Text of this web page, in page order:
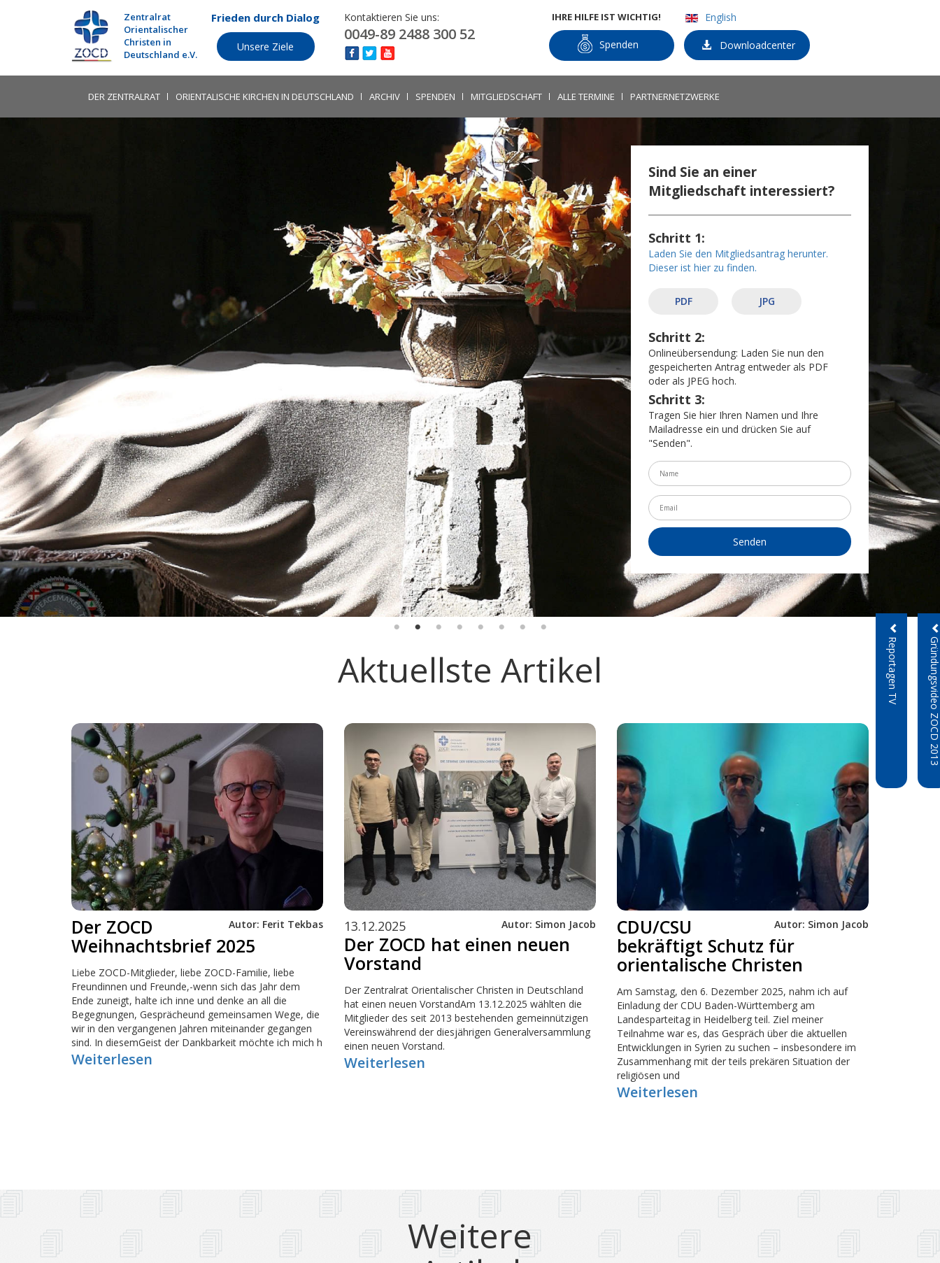
Zentralrat
Orientalischer
Christen in
Deutschland e.V.
Frieden durch Dialog
Unsere Ziele
Kontaktieren Sie uns:
0049-89 2488 300 52
IHRE HILFE IST WICHTIG!
Spenden
English
Downloadcenter
DER ZENTRALRAT ORIENTALISCHE KIRCHEN IN DEUTSCHLAND ARCHIV SPENDEN MITGLIEDSCHAFT ALLE TERMINE PARTNERNETZWERKE
Sind Sie an einer
Mitgliedschaft interessiert?
Schritt 1:
Laden Sie den Mitgliedsantrag herunter.
Dieser ist hier zu finden.
PDF JPG
Schritt 2:
Onlineübersendung: Laden Sie nun den
gespeicherten Antrag entweder als PDF
oder als JPEG hoch.
Schritt 3:
Tragen Sie hier Ihren Namen und Ihre
Mailadresse ein und drücken Sie auf
"Senden".
Senden
Aktuellste Artikel
Autor: Ferit Tekbas
Der ZOCD
Weihnachtsbrief 2025
Liebe ZOCD-Mitglieder, liebe ZOCD-Familie, liebe
Freundinnen und Freunde,-wenn sich das Jahr dem
Ende zuneigt, halte ich inne und denke an all die
Begegnungen, Gesprächeund gemeinsamen Wege, die
wir in den vergangenen Jahren miteinander gegangen
sind. In diesemGeist der Dankbarkeit möchte ich mich h
Weiterlesen
Autor: Simon Jacob
13.12.2025
Der ZOCD hat einen neuen
Vorstand
Der Zentralrat Orientalischer Christen in Deutschland
hat einen neuen VorstandAm 13.12.2025 wählten die
Mitglieder des seit 2013 bestehenden gemeinnützigen
Vereinswährend der diesjährigen Generalversammlung
einen neuen Vorstand.
Weiterlesen
Autor: Simon Jacob
CDU/CSU
bekräftigt Schutz für
orientalische Christen
Am Samstag, den 6. Dezember 2025, nahm ich auf
Einladung der CDU Baden-Württemberg am
Landesparteitag in Heidelberg teil. Ziel meiner
Teilnahme war es, das Gespräch über die aktuellen
Entwicklungen in Syrien zu suchen – insbesondere im
Zusammenhang mit der teils prekären Situation der
religiösen und
Weiterlesen
Reportagen TV
Weitere